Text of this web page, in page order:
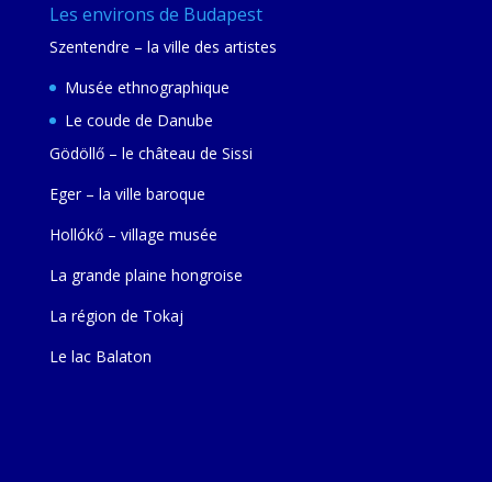
Les environs de Budapest
Szentendre – la ville des artistes
Musée ethnographique
Le coude de Danube
Gödöllő – le château de Sissi
Eger – la ville baroque
Hollókő – village musée
La grande plaine hongroise
La région de Tokaj
Le lac Balaton